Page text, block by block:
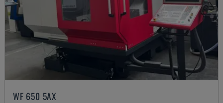
WF 650 5AX